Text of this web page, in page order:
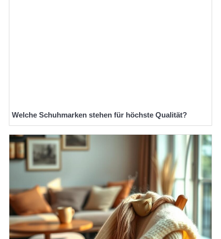
Welche Schuhmarken stehen für höchste Qualität?